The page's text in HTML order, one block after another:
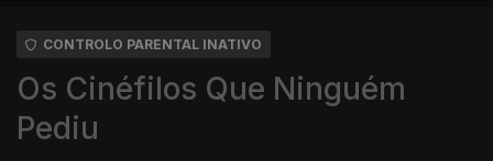
CONTROLO PARENTAL INATIVO
Os Cinéfilos Que Ninguém
Pediu